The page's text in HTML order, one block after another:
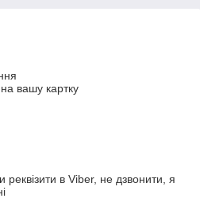
вашу картку
реквізити в Viber, не дзвонити, я